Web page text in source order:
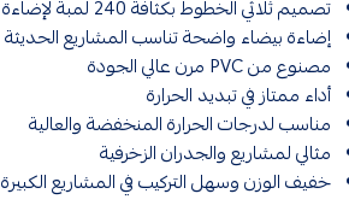
تصميم ثلاثي الخطوط بكثافة 240 لمبة لإضاءة قوية ومتجانسة
إضاءة بيضاء واضحة تناسب المشاريع الحديثة
مصنوع من PVC مرن عالي الجودة
أداء ممتاز في تبديد الحرارة
مناسب لدرجات الحرارة المنخفضة والعالية
مثالي لمشاريع والجدران الزخرفية
خفيف الوزن وسهل التركيب في المشاريع الكبيرة